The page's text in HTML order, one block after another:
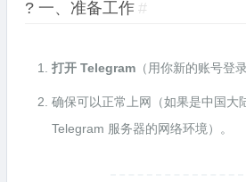
? 一、准备工作 #
打开 Telegram （用你新的账号登
确保可以正常上网（如果是中国大
Telegram 服务器的网络环境）。